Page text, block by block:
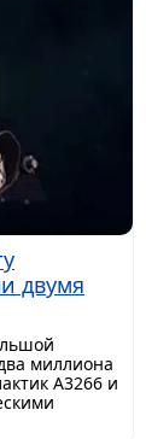
двумя
миллиона
A3266 и